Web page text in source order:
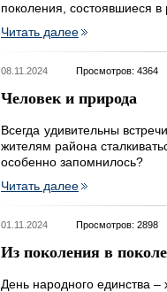
поколения, состоявшиеся
Читать далее
08.11.2024 Просмотров: 4364
Человек и природа
Всегда удивительны
жителям района
особенно запомнилось?
Читать далее
01.11.2024 Просмотров: 2898
Из поколения в
День народного единства